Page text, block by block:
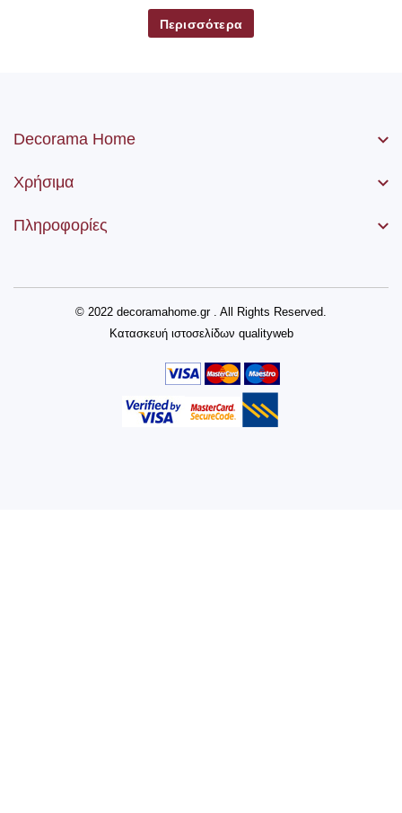
Περισσότερα
Decorama Home
Χρήσιμα
Πληροφορίες
© 2022 decoramahome.gr . All Rights Reserved.
Κατασκευή ιστοσελίδων qualityweb